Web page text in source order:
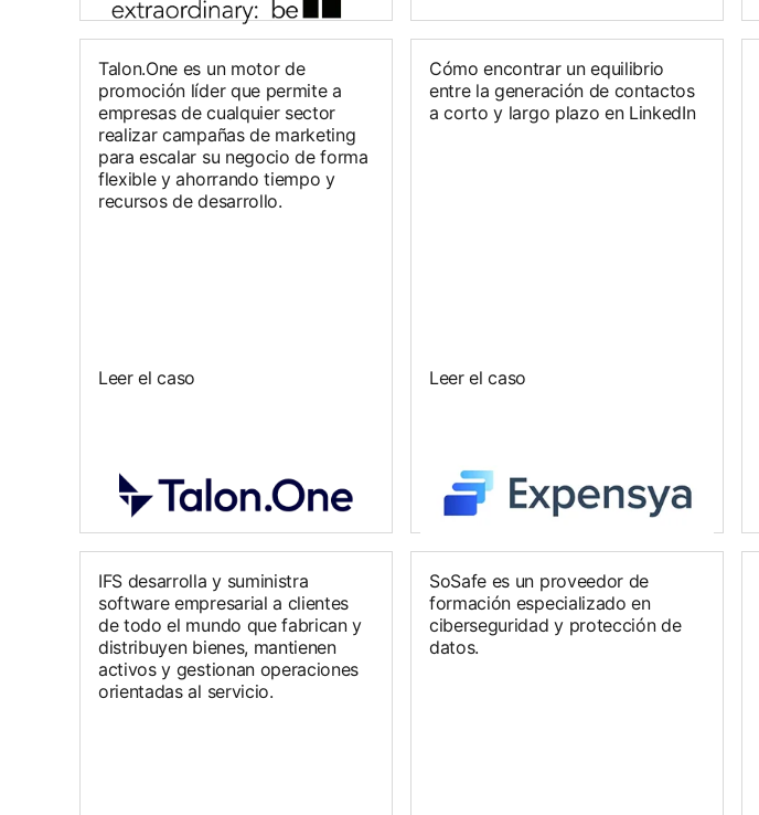
Talon.One es un motor de
promoción líder que permite a
empresas de cualquier sector
realizar campañas de marketing
para escalar su negocio de forma
flexible y ahorrando tiempo y
recursos de desarrollo.
Leer el caso
Cómo encontrar un equilibrio
entre la generación de contactos
a corto y largo plazo en LinkedIn
Leer el caso
IFS desarrolla y suministra
software empresarial a clientes
de todo el mundo que fabrican y
distribuyen bienes, mantienen
activos y gestionan operaciones
orientadas al servicio.
SoSafe es un proveedor de
formación especializado en
ciberseguridad y protección de
datos.